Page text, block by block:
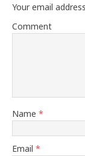
Your email
Comment
Name *
Email *